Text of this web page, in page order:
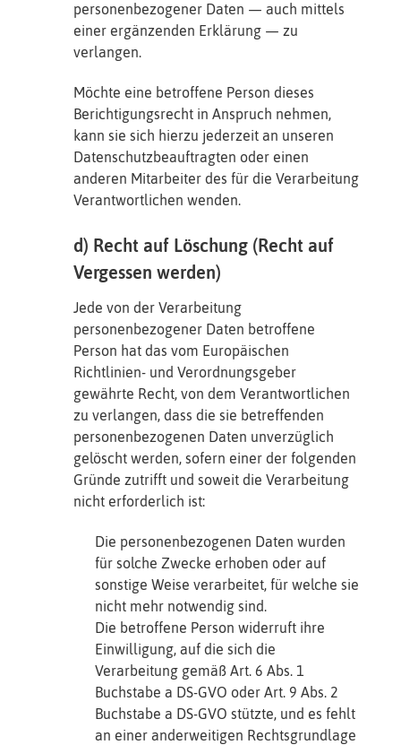
personenbezogener Daten — auch mittels
einer ergänzenden Erklärung — zu
verlangen.
Möchte eine betroffene Person dieses
Berichtigungsrecht in Anspruch nehmen,
kann sie sich hierzu jederzeit an unseren
Datenschutzbeauftragten oder einen
anderen Mitarbeiter des für die Verarbeitung
Verantwortlichen wenden.
d) Recht auf Löschung (Recht auf
Vergessen werden)
Jede von der Verarbeitung
personenbezogener Daten betroffene
Person hat das vom Europäischen
Richtlinien- und Verordnungsgeber
gewährte Recht, von dem Verantwortlichen
zu verlangen, dass die sie betreffenden
personenbezogenen Daten unverzüglich
gelöscht werden, sofern einer der folgenden
Gründe zutrifft und soweit die Verarbeitung
nicht erforderlich ist:
Die personenbezogenen Daten wurden
für solche Zwecke erhoben oder auf
sonstige Weise verarbeitet, für welche sie
nicht mehr notwendig sind.
Die betroffene Person widerruft ihre
Einwilligung, auf die sich die
Verarbeitung gemäß Art. 6 Abs. 1
Buchstabe a DS-GVO oder Art. 9 Abs. 2
Buchstabe a DS-GVO stützte, und es fehlt
an einer anderweitigen Rechtsgrundlage